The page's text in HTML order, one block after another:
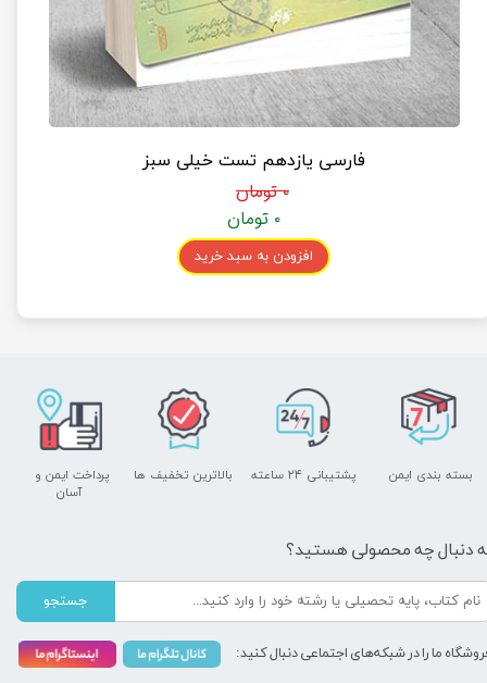
فارسی یازدهم تست خیلی سبز
۰ تومان
۰ تومان
افزودن به سبد خرید
پشتیبانی ۲۴ ساعته
پرداخت ایمن و ​​​​​​​
آسان
بسته بندی ایمن بالاترین تخفیف ها
دنبال چه محصولی هستید؟
جستجو
ما را در شبکه‌های اجتماعی دنبال کنید: